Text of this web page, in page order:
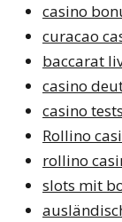
casino
curacao
baccarat
casino
casino
Rollino
rollino
slots mit